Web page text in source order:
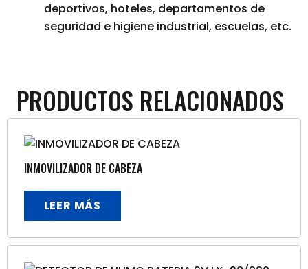
deportivos, hoteles, departamentos de
seguridad e higiene industrial, escuelas, etc.
PRODUCTOS RELACIONADOS
INMOVILIZADOR DE CABEZA
LEER MÁS